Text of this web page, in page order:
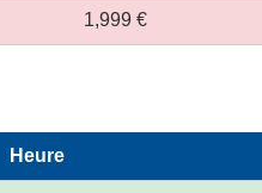
1,999 €
Heure